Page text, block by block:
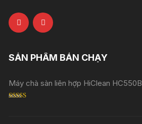
SẢN PHẨM BÁN CHẠY
Máy chà sàn liên hợp HiClean HC550B